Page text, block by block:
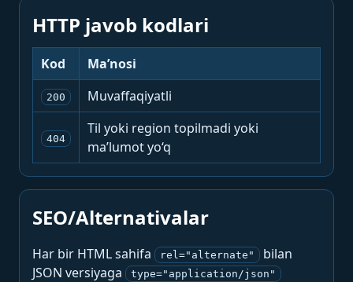
HTTP javob kodlari
Kod Ma’nosi
200 Muvaffaqiyatli
404
Til yoki region topilmadi yoki
ma’lumot yo‘q
SEO/Alternativalar
Har bir HTML sahifa rel="alternate"
bilan
JSON versiyaga
type="application/json"